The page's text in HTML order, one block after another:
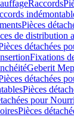
Raccords
Pièces
de distribution
détachées
Fixations
Geberit
détachées
Pièces
pour
Pièces